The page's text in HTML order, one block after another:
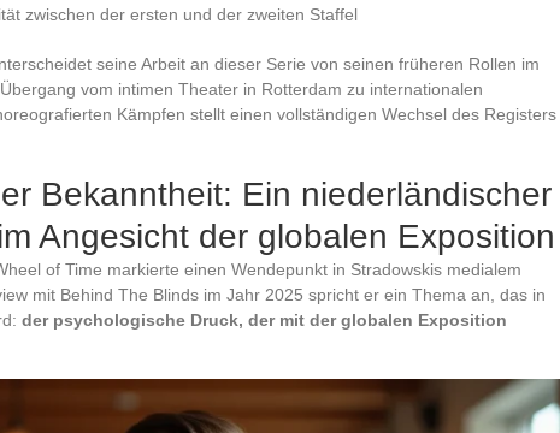
zwischen der ersten und der zweiten Staffel
seine Arbeit an dieser Serie von seinen früheren Rollen im
vom intimen Theater in Rotterdam zu internationalen
Kämpfen stellt einen vollständigen Wechsel des Registers
Bekanntheit: Ein niederländischer
Angesicht der globalen Exposition
of Time markierte einen Wendepunkt in Stradowskis medialem
mit Behind The Blinds im Jahr 2025 spricht er ein Thema an, das in
der psychologische Druck, der mit der globalen Exposition